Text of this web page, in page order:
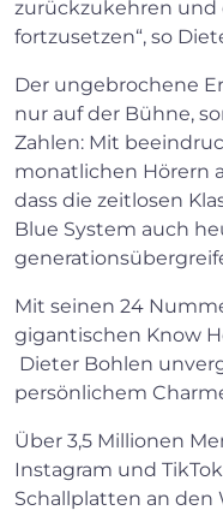
zurückzukehren und
fortzusetzen“, so
Der ungebrochene
nur auf der Bühne,
Zahlen: Mit
monatlichen Hörern
dass die zeitlosen
Blue System auch
Mit seinen 24
gigantischen Know
Dieter Bohlen
persönlichem
Über 3,5 Millionen
Instagram und
Schallplatten an